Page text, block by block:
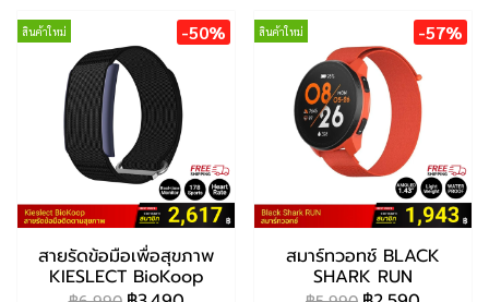
สินค้าใหม่ -50%
สายรัดข้อมือเพื่อสุขภาพ
KIESLECT BioKoop
สินค้าใหม่ -57%
สมาร์ทวอทช์ BLACK
SHARK RUN